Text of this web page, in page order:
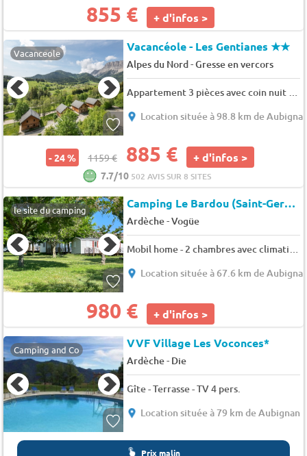
855 € + d'infos >
Vacanceole Vacancéole - Les Gentianes★★
Alpes du Nord-Gresse en vercors
Appartement 3 pièces avec coin nuit 8 personnes
Location située à 98.8 km de
- 24 % 1159 € 885 € + d'infos >
7.7/10 502 AVIS SUR 8 SITES
le site du camping Camping Le Bardou (Saint-Germain à 6 km)
Ardèche-Vogüe
Mobil home - 2 chambres avec climatisation Nesasio 5 pers.
Location située à 67.6 km de
980 € + d'infos >
Camping and Co VVF Village Les Voconces*
Ardèche- Die
Gîte - Terrasse - TV 4 pers.
Location située à 79 km de Aubignan
Prix malin